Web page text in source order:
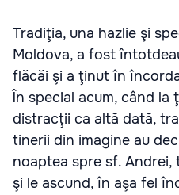
Tradiţia, una hazlie şi
Moldova, a fost
flăcăi şi a ţinut în
În special acum, când la
distracţii ca altă dată,
tinerii din imagine au
noaptea spre sf.
şi le ascund, în aşa fel